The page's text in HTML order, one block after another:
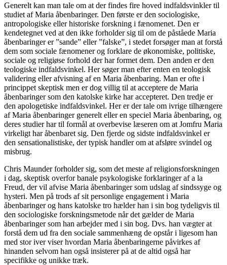
Generelt kan man tale om at der findes fire hoved indfaldsvinkler til
studiet af Maria åbenbaringer. Den første er den sociologiske,
antropologiske eller historiske forskning i fænomenet. Den er
kendetegnet ved at den ikke forholder sig til om de påståede Maria
åbenbaringer er ”sande” eller ”falske”, i stedet forsøger man at forstå
dem som sociale fænomener og forklare de økonomiske, politiske,
sociale og religiøse forhold der har formet dem. Den anden er den
teologiske indfaldsvinkel. Her søger man efter enten en teologisk
validering eller afvisning af en Maria åbenbaring. Man er ofte i
princippet skeptisk men er dog villig til at acceptere de Maria
åbenbaringer som den katolske kirke har accepteret. Den tredje er
den apologetiske indfaldsvinkel. Her er der tale om ivrige tilhængere
af Maria åbenbaringer generelt eller en speciel Maria åbenbaring, og
deres studier har til formål at overbevise læseren om at Jomfru Maria
virkeligt har åbenbaret sig. Den fjerde og sidste indfaldsvinkel er
den sensationalistiske, der typisk handler om at afsløre svindel og
misbrug.
Chris Maunder forholder sig, som det meste af religionsforskningen
i dag, skeptisk overfor banale psykologiske forklaringer af a la
Freud, der vil afvise Maria åbenbaringer som udslag af sindssyge og
hysteri. Men på trods af sit personlige engagement i Maria
åbenbaringer og hans katolske tro hælder han i sin bog tydeligvis til
den sociologiske forskningsmetode når det gælder de Maria
åbenbaringer som han arbejder med i sin bog. Dvs. han vægter at
forstå dem ud fra den sociale sammenhæng de opstår i ligesom han
med stor iver viser hvordan Maria åbenbaringerne påvirkes af
hinanden selvom han også insisterer på at de altid også har
specifikke og unikke træk.